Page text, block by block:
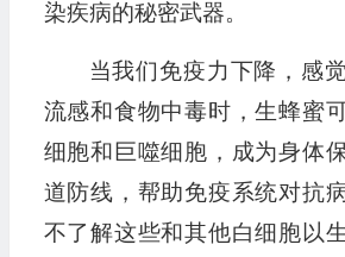
染疾病的秘密武器。
当我们免疫力下降，感
流感和食物中毒时，生蜂蜜
细胞和巨噬细胞，成为身体
道防线，帮助免疫系统对抗
不了解这些和其他白细胞以